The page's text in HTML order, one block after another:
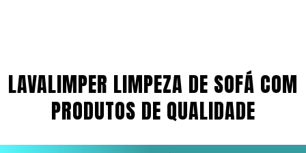
LAVALIMPER LIMPEZA DE SOFÁ COM
PRODUTOS DE QUALIDADE